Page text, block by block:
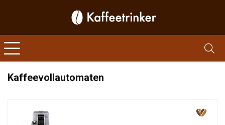
Kaffeevollautomaten